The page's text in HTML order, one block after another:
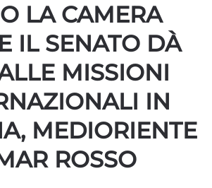
LA CAMERA
IL SENATO DÀ
MISSIONI
IN
MEDIORIENTE
ROSSO